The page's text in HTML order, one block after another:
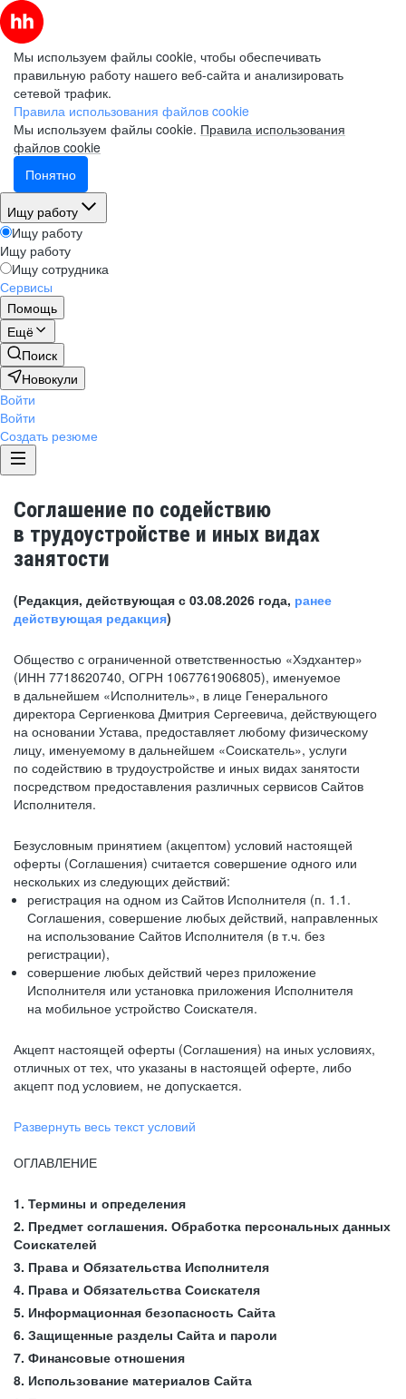
Мы используем файлы cookie, чтобы обеспечивать
правильную работу нашего веб-сайта и анализировать
сетевой трафик.
Правила использования файлов cookie
Мы используем файлы cookie. Правила использования
файлов cookie
Понятно
Ищу работу
Ищу работу
Ищу работу
Ищу сотрудника
Сервисы
Помощь
Ещё
Поиск
Новокули
Войти
Войти
Создать резюме
Соглашение по содействию
в трудоустройстве и иных видах
занятости
(Редакция, действующая с 03.08.2026 года, ранее
действующая редакция)
Общество с ограниченной ответственностью «Хэдхантер»
(ИНН 7718620740, ОГРН 1067761906805), именуемое
в дальнейшем «Исполнитель», в лице Генерального
директора Сергиенкова Дмитрия Сергеевича, действующего
на основании Устава, предоставляет любому физическому
лицу, именуемому в дальнейшем «Соискатель», услуги
по содействию в трудоустройстве и иных видах занятости
посредством предоставления различных сервисов Сайтов
Исполнителя.
Безусловным принятием (акцептом) условий настоящей
оферты (Соглашения) считается совершение одного или
нескольких из следующих действий:
регистрация на одном из Сайтов Исполнителя (п. 1.1.
Соглашения, совершение любых действий, направленных
на использование Сайтов Исполнителя (в т.ч. без
регистрации),
совершение любых действий через приложение
Исполнителя или установка приложения Исполнителя
на мобильное устройство Соискателя.
Акцепт настоящей оферты (Соглашения) на иных условиях,
отличных от тех, что указаны в настоящей оферте, либо
акцепт под условием, не допускается.
Развернуть весь текст условий
ОГЛАВЛЕНИЕ
1. Термины и определения
2. Предмет соглашения. Обработка персональных данных
Соискателей
3. Права и Обязательства Исполнителя
4. Права и Обязательства Соискателя
5. Информационная безопасность Сайта
6. Защищенные разделы Сайта и пароли
7. Финансовые отношения
8. Использование материалов Сайта